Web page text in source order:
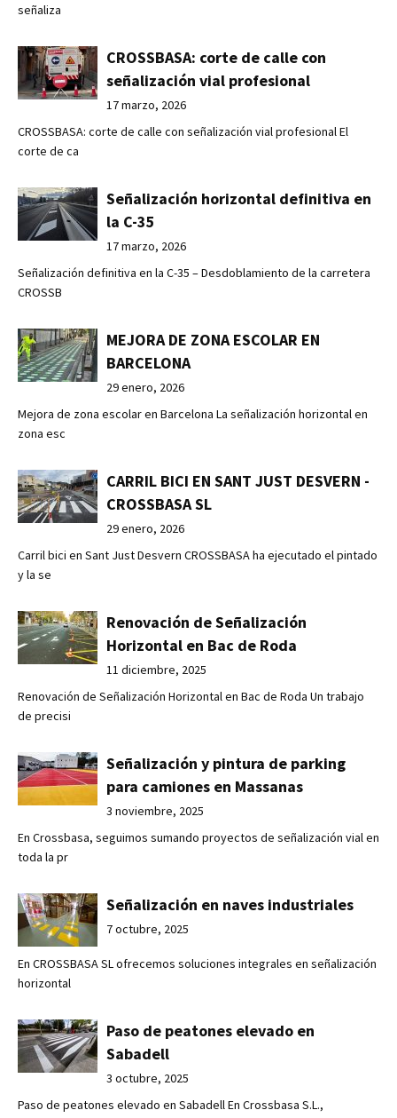
señaliza
CROSSBASA: corte de calle con
señalización vial profesional
17 marzo, 2026
CROSSBASA: corte de calle con señalización vial profesional El
corte de ca
Señalización horizontal definitiva en
la C-35
17 marzo, 2026
Señalización definitiva en la C-35 – Desdoblamiento de la carretera
CROSSB
MEJORA DE ZONA ESCOLAR EN
BARCELONA
29 enero, 2026
Mejora de zona escolar en Barcelona La señalización horizontal en
zona esc
CARRIL BICI EN SANT JUST DESVERN -
CROSSBASA SL
29 enero, 2026
Carril bici en Sant Just Desvern CROSSBASA ha ejecutado el pintado
y la se
Renovación de Señalización
Horizontal en Bac de Roda
11 diciembre, 2025
Renovación de Señalización Horizontal en Bac de Roda Un trabajo
de precisi
Señalización y pintura de parking
para camiones en Massanas
3 noviembre, 2025
En Crossbasa, seguimos sumando proyectos de señalización vial en
toda la pr
Señalización en naves industriales
7 octubre, 2025
En CROSSBASA SL ofrecemos soluciones integrales en señalización
horizontal
Paso de peatones elevado en
Sabadell
3 octubre, 2025
Paso de peatones elevado en Sabadell En Crossbasa S.L.,